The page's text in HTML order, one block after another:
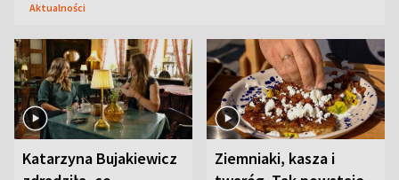
Aktualności
Katarzyna Bujakiewicz
Ziemniaki, kasza i